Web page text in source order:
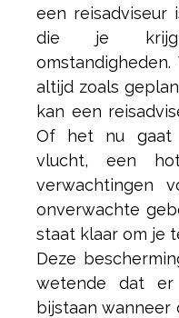
een reisadviseur
die je krijgt
altijd zoals
kan een
Of het nu gaat
vlucht, een
verwachtingen
onverwachte
staat klaar om je
Deze
wetende dat
bijstaan wanneer